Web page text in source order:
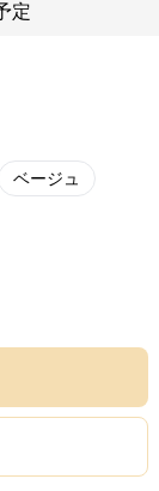
定
ベージュ